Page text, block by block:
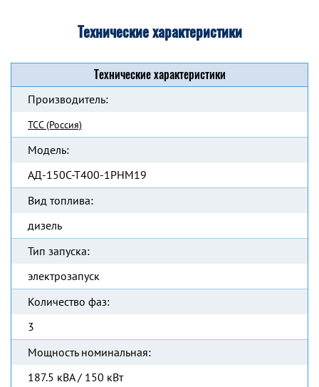
Технические характеристики
Технические характеристики
Производитель:
ТСС (Россия)
Модель:
АД-150С-Т400-1РНМ19
Вид топлива:
дизель
Тип запуска:
электрозапуск
Количество фаз:
3
Мощность номинальная:
187.5 кВА / 150 кВт